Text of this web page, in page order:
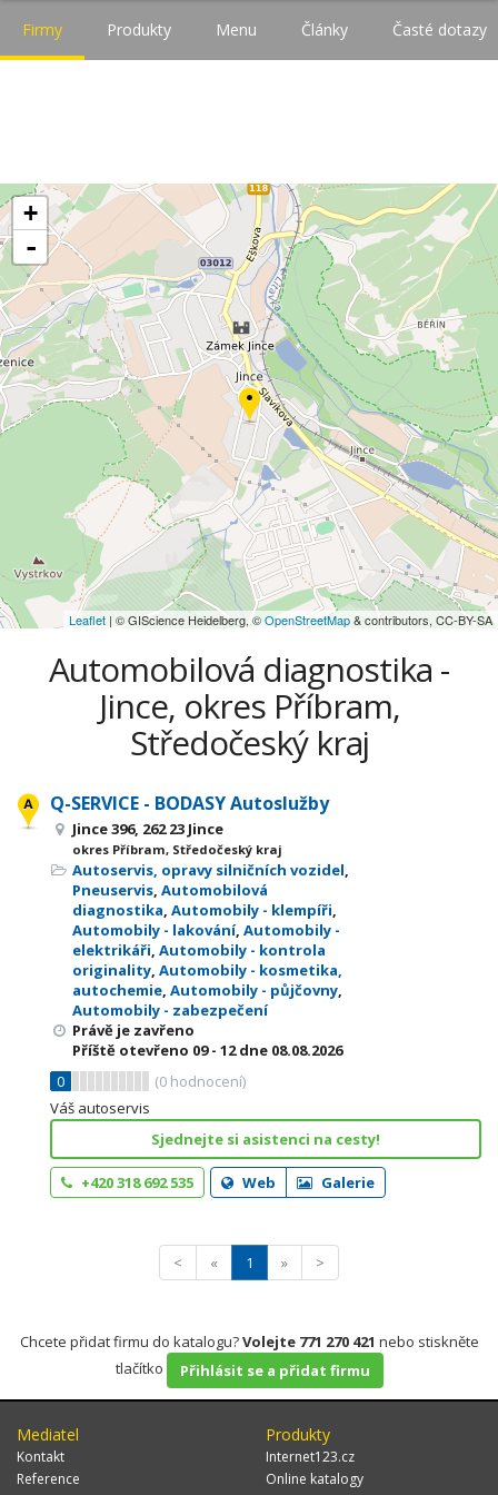
Firmy Produkty Menu Články Časté dotazy
+
-
Leaflet | © GIScience Heidelberg, ©OpenStreetMap& contributors, CC-BY-SA
Automobilová diagnostika -
Jince, okres Příbram,
Středočeský kraj
Q-SERVICE - BODASY Autoslužby
Jince 396, 262 23 Jince
okres Příbram, Středočeský kraj
Autoservis, opravy silničních vozidel,
Pneuservis, Automobilová
diagnostika, Automobily - klempíři,
Automobily - lakování, Automobily -
elektrikáři, Automobily - kontrola
originality, Automobily - kosmetika,
autochemie, Automobily - půjčovny,
Automobily - zabezpečení
Právě je zavřeno
Příště otevřeno 09 - 12dne 08.08.2026
0
(0 hodnocení)
Váš autoservis
Sjednejte si asistenci na cesty!
+420 318 692 535 Web Galerie
< « 1 » >
Chcete přidat firmu do katalogu?Volejte 771 270 421 nebo stiskněte
tlačítko
Přihlásit se a přidat firmu
Mediatel
Kontakt
Reference
Produkty
Internet123.cz
Online katalogy